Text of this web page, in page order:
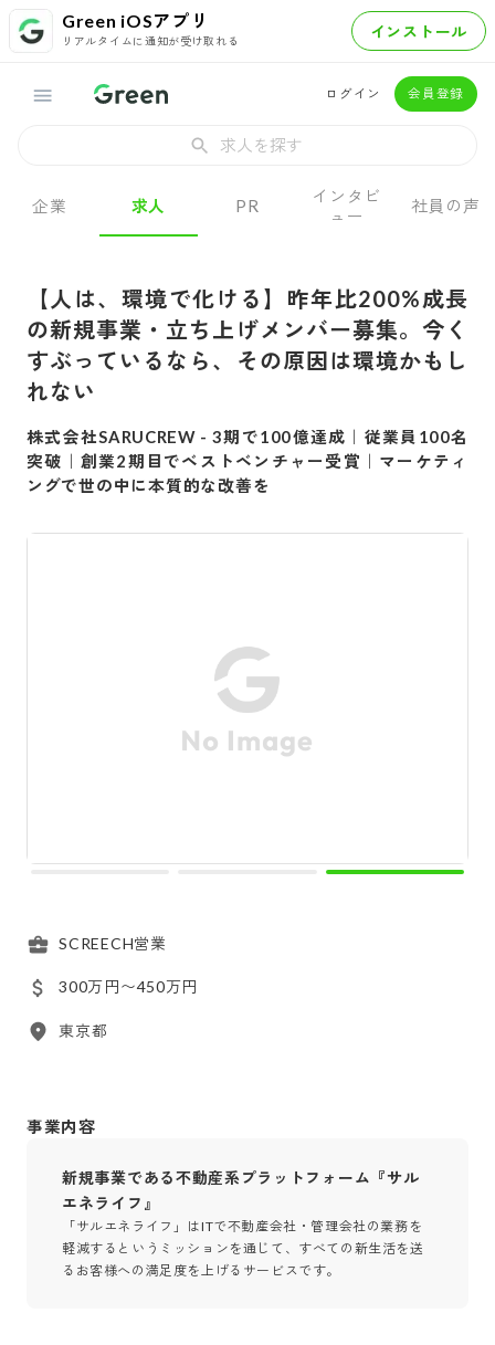
Green iOSアプリ
リアルタイムに通知が受け取れる インストール
ログイン 会員登録
求人を探す
企業 求人 PR
インタビ
ュー
社員の声
【人は、環境で化ける】昨年比200%成長
の新規事業・立ち上げメンバー募集。今く
すぶっているなら、その原因は環境かもし
れない
株式会社SARUCREW-3期で100億達成｜従業員100名
突破｜創業2期目でベストベンチャー受賞｜マーケティ
ングで世の中に本質的な改善を
SCREECH営業
300万円〜450万円
東京都
事業内容
新規事業である不動産系プラットフォーム『サル
エネライフ』
「サルエネライフ」はITで不動産会社・管理会社の業務を
軽減するというミッションを通じて、すべての新生活を送
るお客様への満足度を上げるサービスです。